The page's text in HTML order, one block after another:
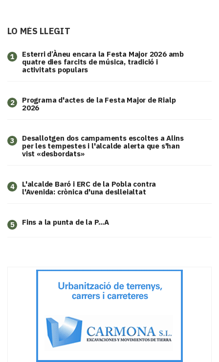
LO MÉS LLEGIT
1
Esterri d’Àneu encara la Festa Major 2026 amb
quatre dies farcits de música, tradició i
activitats populars
2
Programa d'actes de la Festa Major de Rialp
2026
3
​Desallotgen dos campaments escoltes a Alins
per les tempestes i l'alcalde alerta que s'han
vist «desbordats»
4
L'alcalde Baró i ERC de la Pobla contra
l'Avenida: crònica d'una deslleialtat
5 Fins a la punta de la P...A